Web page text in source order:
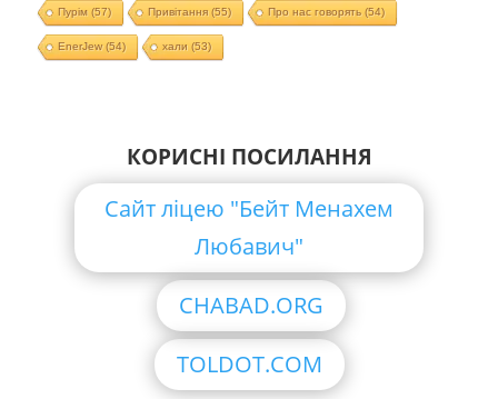
Пурім (57) Привітання(55) Про нас говорять (54)
EnerJew(54) хали (53)
КОРИСНІ ПОСИЛАННЯ
Сайт ліцею "Бейт Менахем
Любавич"
CHABAD.ORG
TOLDOT.COM